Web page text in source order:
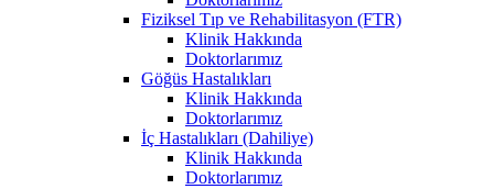
Fiziksel Tıp ve Rehabilitasyon (FTR)
Klinik Hakkında
Doktorlarımız
Göğüs Hastalıkları
Klinik Hakkında
Doktorlarımız
İç Hastalıkları (Dahiliye)
Klinik Hakkında
Doktorlarımız